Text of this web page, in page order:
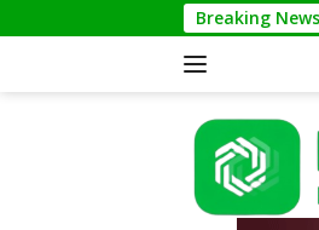
ke
Breaking News
Bayi